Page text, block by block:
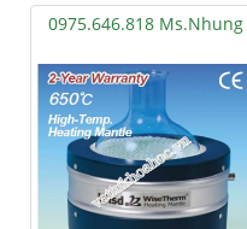
0975.646.818 Ms.Nhung